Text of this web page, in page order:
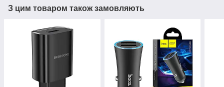
З цим товаром також замовляють